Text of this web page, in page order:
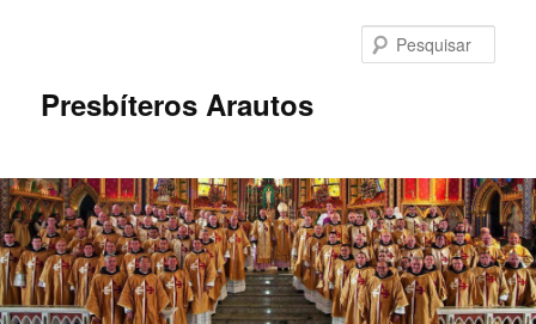
principal
secundárioPresbíteros Arautos